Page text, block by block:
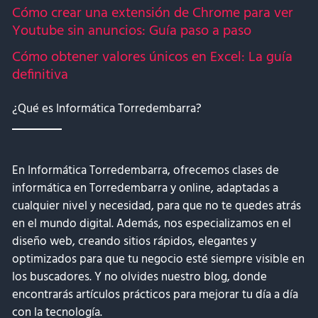
Cómo crear una extensión de Chrome para ver
Youtube sin anuncios: Guía paso a paso
Cómo obtener valores únicos en Excel: La guía
definitiva
¿Qué es Informática Torredembarra?
En Informática Torredembarra, ofrecemos clases de
informática en Torredembarra y online, adaptadas a
cualquier nivel y necesidad, para que no te quedes atrás
en el mundo digital. Además, nos especializamos en el
diseño web, creando sitios rápidos, elegantes y
optimizados para que tu negocio esté siempre visible en
los buscadores. Y no olvides nuestro blog, donde
encontrarás artículos prácticos para mejorar tu día a día
con la tecnología.